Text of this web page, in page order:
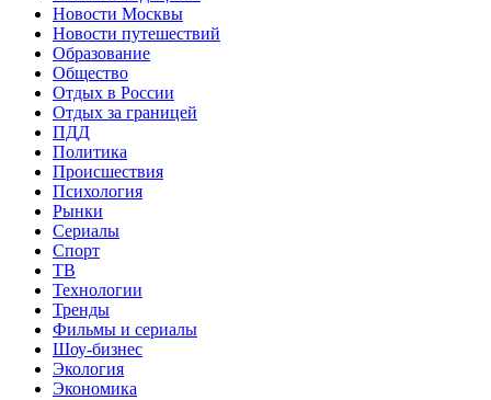
Новости Москвы
Новости путешествий
Образование
Общество
Отдых в России
Отдых за границей
ПДД
Политика
Происшествия
Психология
Рынки
Сериалы
Спорт
ТВ
Технологии
Тренды
Фильмы и сериалы
Шоу-бизнес
Экология
Экономика